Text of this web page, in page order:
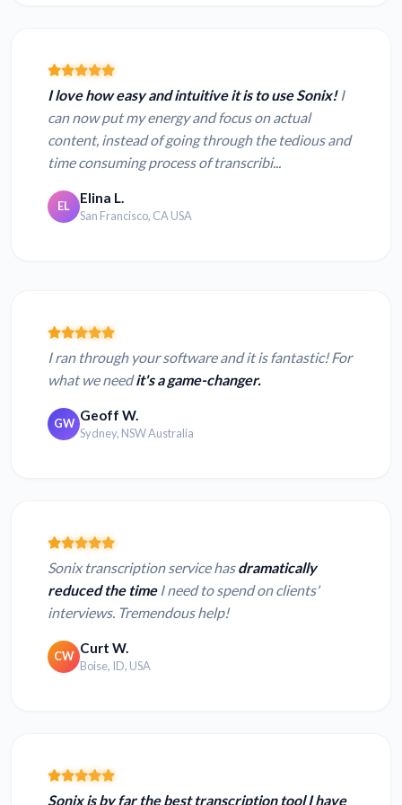
I love how easy and intuitive it is to use Sonix!I
can now put my energy and focus on actual
content, instead of going through the tedious and
time consuming process of transcribi...
EL Elina L.
San Francisco, CA USA
I ran through your software and it is fantastic! For
what we needit's a game-changer.
GW Geoff W.
Sydney, NSW Australia
Sonix transcription service hasdramatically
reduced the timeI need to spend on clients'
interviews. Tremendous help!
CW Curt W.
Boise, ID, USA
Sonix is by far the best transcription tool I have